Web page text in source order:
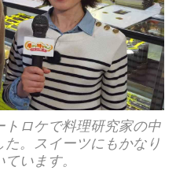
トロケで料理研究家の中
。スイーツにもかなり
います。